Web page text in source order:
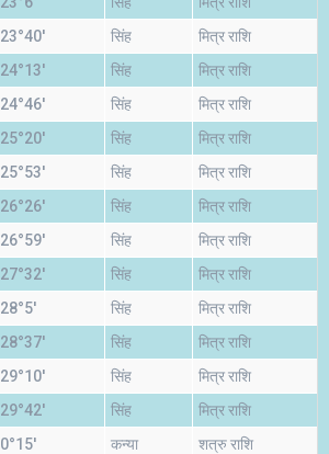
23°40' सिंह मित्र राशि
24°13' सिंह मित्र राशि
24°46' सिंह मित्र राशि
25°20' सिंह मित्र राशि
25°53' सिंह मित्र राशि
26°26' सिंह मित्र राशि
26°59' सिंह मित्र राशि
27°32' सिंह मित्र राशि
28°5' सिंह मित्र राशि
28°37' सिंह मित्र राशि
29°10' सिंह मित्र राशि
29°42' सिंह मित्र राशि
0°15' कन्या शत्रु राशि